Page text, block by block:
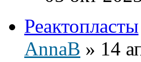
Реактопласты
AnnaB » 14